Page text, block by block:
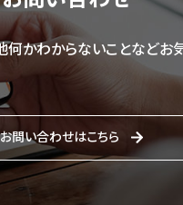
何かわからないことなどお
お問い合わせはこちら